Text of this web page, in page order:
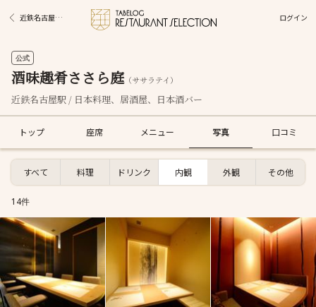
近鉄名古屋駅グルメ ログイン
公式
酒味趣肴ささら庭（ササラテイ）
近鉄名古屋駅 / 日本料理、居酒屋、日本酒バー
トップ 座席 メニュー 写真 口コミ
すべて 料理 ドリンク 内観 外観 その他
14件